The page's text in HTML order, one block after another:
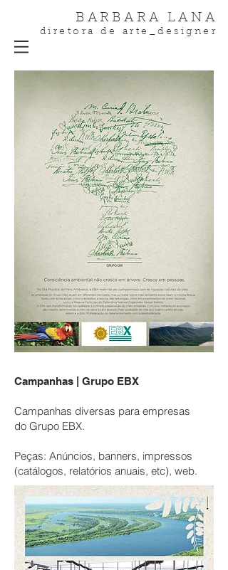
BARBARA LANA
diretora de arte_designer
Campanhas | Grupo EBX
Campanhas diversas para empresas
do Grupo EBX.
Peças: Anúncios, banners, impressos
(catálogos, relatórios anuais, etc), web.